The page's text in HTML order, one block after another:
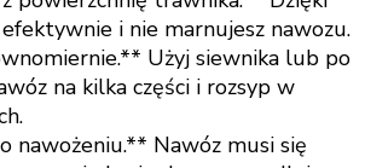
i nie marnujesz nawozu.
Użyj siewnika lub po
na kilka części i rozsyp w
nawożeniu.** Nawóz musi się